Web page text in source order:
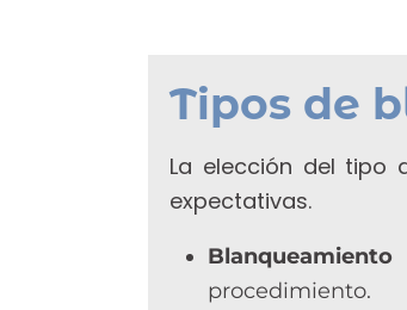
Tipos de
La elección del tipo
expectativas.
procedimiento.